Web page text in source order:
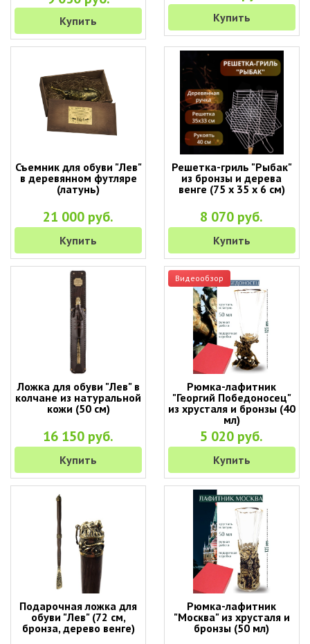
Купить Купить
Съемник для обуви "Лев"
в деревянном футляре
(латунь)
21 000 руб.
Купить
Решетка-гриль "Рыбак"
из бронзы и дерева
венге (75 х 35 х 6 см)
8 070 руб.
Купить
Ложка для обуви "Лев" в
колчане из натуральной
кожи (50 см)
16 150 руб.
Купить
Видеообзор
Рюмка-лафитник
"Георгий Победоносец"
из хрусталя и бронзы (40
мл)
5 020 руб.
Купить
Подарочная ложка для
обуви "Лев" (72 см,
бронза, дерево венге)
Рюмка-лафитник
"Москва" из хрусталя и
бронзы (50 мл)